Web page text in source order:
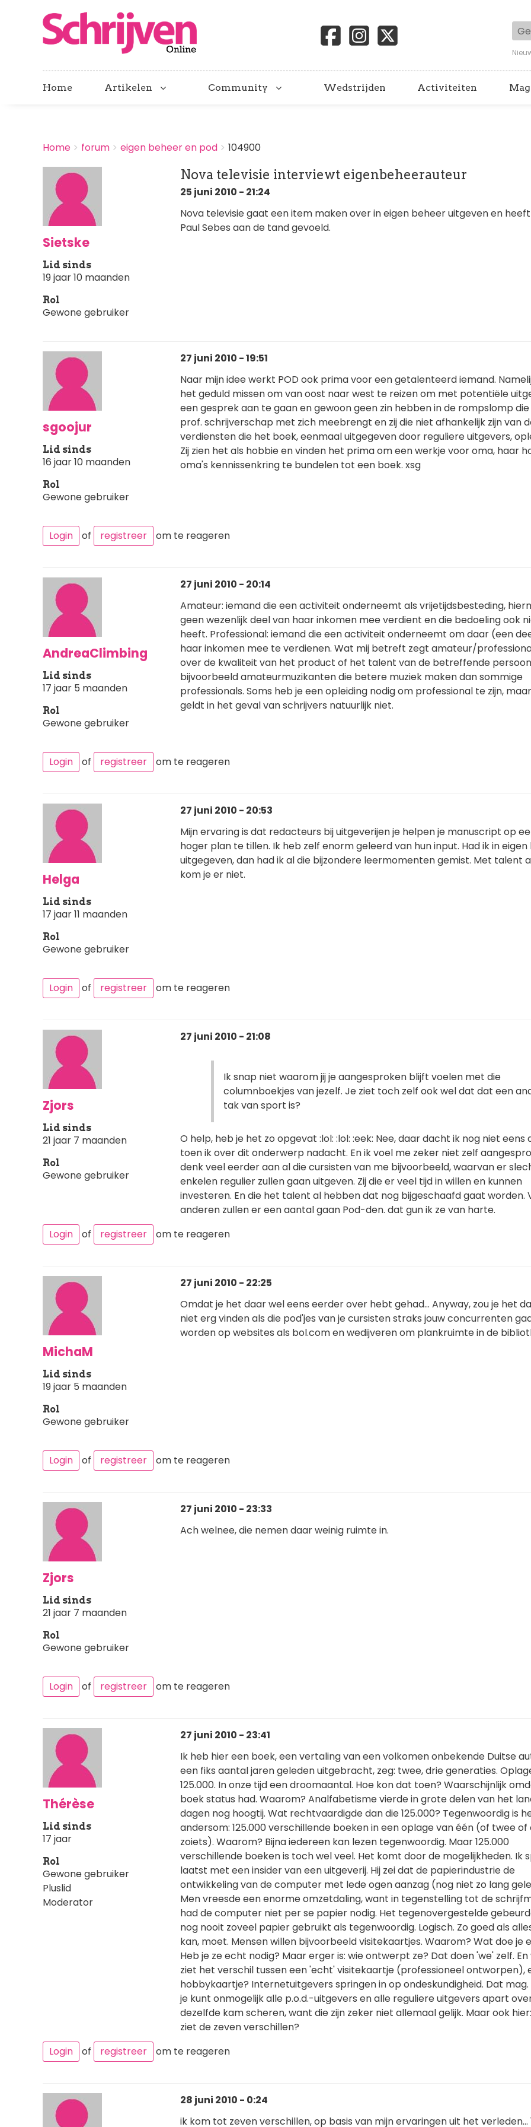
Home Artikelen Community Wedstrijden Activiteiten
BREADCRUMBS
You
here:
Home forum eigen beheer en pod 104900
Sietske
Lid sinds
19 jaar 10 maanden
Rol
Gewone gebruiker
Nova televisie interviewt eigenbeheerauteur
25 juni 2010 - 21:24
Nova televisie gaat een item maken over in eigen beheer uitgeven en
Paul Sebes aan de tand gevoeld.
sgoojur
Lid sinds
16 jaar 10 maanden
Rol
Gewone gebruiker
27 juni 2010 - 19:51
Naar mijn idee werkt POD ook prima voor een getalenteerd iemand.
het geduld missen om van oost naar west te reizen om met potentiële
een gesprek aan te gaan en gewoon geen zin hebben in de rompslomp
prof. schrijverschap met zich meebrengt en zij die niet afhankelijk zijn van
verdiensten die het boek, eenmaal uitgegeven door reguliere uitgevers,
Zij zien het als hobbie en vinden het prima om een werkje voor oma, haar
oma's kennissenkring te bundelen tot een boek. xsg
Login of registreer om te reageren
AndreaClimbing
Lid sinds
17 jaar 5 maanden
Rol
Gewone gebruiker
27 juni 2010 - 20:14
Amateur: iemand die een activiteit onderneemt als vrijetijdsbesteding,
geen wezenlijk deel van haar inkomen mee verdient en die bedoeling ook
heeft. Professional: iemand die een activiteit onderneemt om daar (een
haar inkomen mee te verdienen. Wat mij betreft zegt amateur/
over de kwaliteit van het product of het talent van de betreffende
bijvoorbeeld amateurmuzikanten die betere muziek maken dan sommige
professionals. Soms heb je een opleiding nodig om professional te zijn,
geldt in het geval van schrijvers natuurlijk niet.
Login of registreer om te reageren
Helga
Lid sinds
17 jaar 11 maanden
Rol
Gewone gebruiker
27 juni 2010 - 20:53
Mijn ervaring is dat redacteurs bij uitgeverijen je helpen je manuscript op
hoger plan te tillen. Ik heb zelf enorm geleerd van hun input. Had ik in
uitgegeven, dan had ik al die bijzondere leermomenten gemist. Met talent
kom je er niet.
Login of registreer om te reageren
Zjors
Lid sinds
21 jaar 7 maanden
Rol
Gewone gebruiker
27 juni 2010 - 21:08
Ik snap niet waarom jij je aangesproken blijft voelen met die
columnboekjes van jezelf. Je ziet toch zelf ook wel dat dat een
tak van sport is?
O help, heb je het zo opgevat :lol: :lol: :eek: Nee, daar dacht ik nog niet eens
toen ik over dit onderwerp nadacht. En ik voel me zeker niet zelf
denk veel eerder aan al die cursisten van me bijvoorbeeld, waarvan er
enkelen regulier zullen gaan uitgeven. Zij die er veel tijd in willen en kunnen
investeren. En die het talent al hebben dat nog bijgeschaafd gaat worden.
anderen zullen er een aantal gaan Pod-den. dat gun ik ze van harte.
Login
of registreer om te reageren
MichaM
Lid sinds
19 jaar 5 maanden
Rol
Gewone gebruiker
27 juni 2010 - 22:25
Omdat je het daar wel eens eerder over hebt gehad... Anyway, zou je het
niet erg vinden als die pod'jes van je cursisten straks jouw concurrenten
worden op websites als bol.com en wedijveren om plankruimte in de
Login of registreer om te reageren
Zjors
Lid sinds
21 jaar 7 maanden
Rol
Gewone gebruiker
27 juni 2010 - 23:33
Ach welnee, die nemen daar weinig ruimte in.
Login of registreer om te reageren
Thérèse
Lid sinds
17 jaar
Rol
Gewone gebruiker
Pluslid
Moderator
27 juni 2010 - 23:41
Ik heb hier een boek, een vertaling van een volkomen onbekende Duitse
een fiks aantal jaren geleden uitgebracht, zeg: twee, drie generaties.
125.000. In onze tijd een droomaantal. Hoe kon dat toen? Waarschijnlijk
boek status had. Waarom? Analfabetisme vierde in grote delen van het
dagen nog hoogtij. Wat rechtvaardigde dan die 125.000? Tegenwoordig is
andersom: 125.000 verschillende boeken in een oplage van één (of twee of
zoiets). Waarom? Bijna iedereen kan lezen tegenwoordig. Maar 125.000
verschillende boeken is toch wel veel. Het komt door de mogelijkheden. Ik
laatst met een insider van een uitgeverij. Hij zei dat de papierindustrie de
ontwikkeling van de computer met lede ogen aanzag (nog niet zo lang
Men vreesde een enorme omzetdaling, want in tegenstelling tot de
had de computer niet per se papier nodig. Het tegenovergestelde
nog nooit zoveel papier gebruikt als tegenwoordig. Logisch. Zo goed als
kan, moet. Mensen willen bijvoorbeeld visitekaartjes. Waarom? Wat doe je
Heb je ze echt nodig? Maar erger is: wie ontwerpt ze? Dat doen 'we' zelf. En
ziet het verschil tussen een 'echt' visitekaartje (professioneel ontworpen),
hobbykaartje? Internetuitgevers springen in op ondeskundigheid. Dat
je kunt onmogelijk alle p.o.d.-uitgevers en alle reguliere uitgevers apart
dezelfde kam scheren, want die zijn zeker niet allemaal gelijk. Maar ook
ziet de zeven verschillen?
Login
of registreer om te reageren
28 juni 2010 - 0:24
ik kom tot zeven verschillen, op basis van mijn ervaringen uit het verleden...